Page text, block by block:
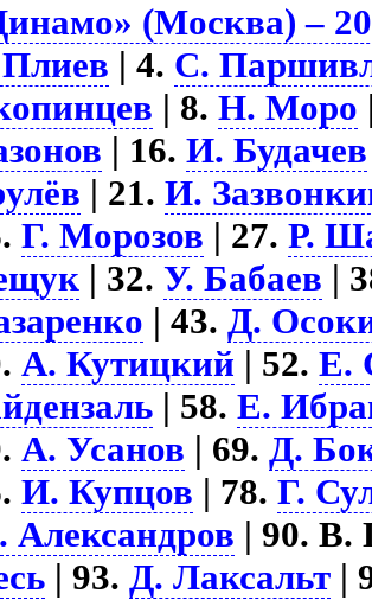
(Москва) –
| 4. С.
| 8.Н. Моро
| 16.И. Будачев
| 21.И.
Г. Морозов | 27.Р.
| 32.У. Бабаев |
| 43.Д.
А. Кутицкий | 52.Е.
| 58.Е.
А. Усанов | 69.Д.
И. Купцов | 78.Г.
| 90. В.
| 93.Д. Лаксальт |